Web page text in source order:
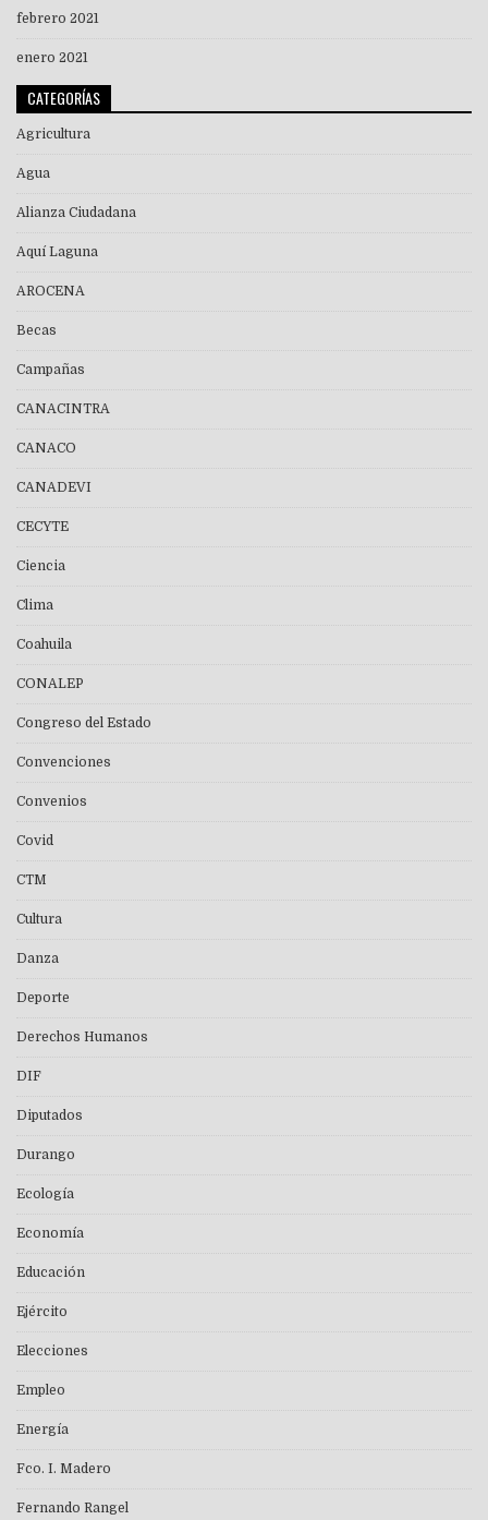
febrero 2021
enero 2021
CATEGORÍAS
Agricultura
Agua
Alianza Ciudadana
Aquí Laguna
AROCENA
Becas
Campañas
CANACINTRA
CANACO
CANADEVI
CECYTE
Ciencia
Clima
Coahuila
CONALEP
Congreso del Estado
Convenciones
Convenios
Covid
CTM
Cultura
Danza
Deporte
Derechos Humanos
DIF
Diputados
Durango
Ecología
Economía
Educación
Ejército
Elecciones
Empleo
Energía
Fco. I. Madero
Fernando Rangel